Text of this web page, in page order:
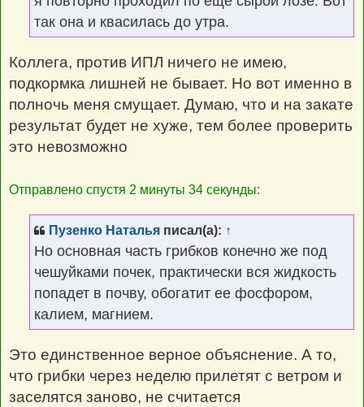
так она и квасилась до утра.
Коллега, против ИПЛ ничего не имею,
подкормка лишней не бывает. Но вот именно в
полночь меня смущает. Думаю, что и на закате
результат будет не хуже, тем более проверить
это невозможно
Отправлено спустя 2 минуты 34 секунды:
Пузенко Наталья писал(а): ↑
Но основная часть грибков конечно же под
чешуйками почек, практически вся жидкость
попадет в почву, обогатит ее фосфором,
калием, магнием.
Это единственное верное объяснение. А то,
что грибки через неделю прилетят с ветром и
заселятся заново, не считается